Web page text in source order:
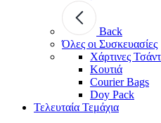
Back
Όλες οι Συσκευασίες
Χάρτινες
Κουτιά
Courier Bags
Doy Pack
Τελευταία Τεμάχια